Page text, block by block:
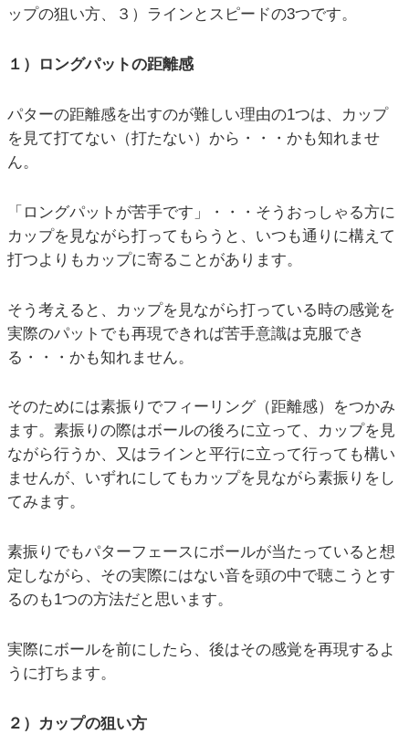
ップの狙い方、３）ラインとスピードの3つです。
１）ロングパットの距離感
パターの距離感を出すのが難しい理由の1つは、カップ
を見て打てない（打たない）から・・・かも知れませ
ん。
「ロングパットが苦手です」・・・そうおっしゃる方に
カップを見ながら打ってもらうと、いつも通りに構えて
打つよりもカップに寄ることがあります。
そう考えると、カップを見ながら打っている時の感覚を
実際のパットでも再現できれば苦手意識は克服でき
る・・・かも知れません。
そのためには素振りでフィーリング（距離感）をつかみ
ます。素振りの際はボールの後ろに立って、カップを見
ながら行うか、又はラインと平行に立って行っても構い
ませんが、いずれにしてもカップを見ながら素振りをし
てみます。
素振りでもパターフェースにボールが当たっていると想
定しながら、その実際にはない音を頭の中で聴こうとす
るのも1つの方法だと思います。
実際にボールを前にしたら、後はその感覚を再現するよ
うに打ちます。
２）カップの狙い方